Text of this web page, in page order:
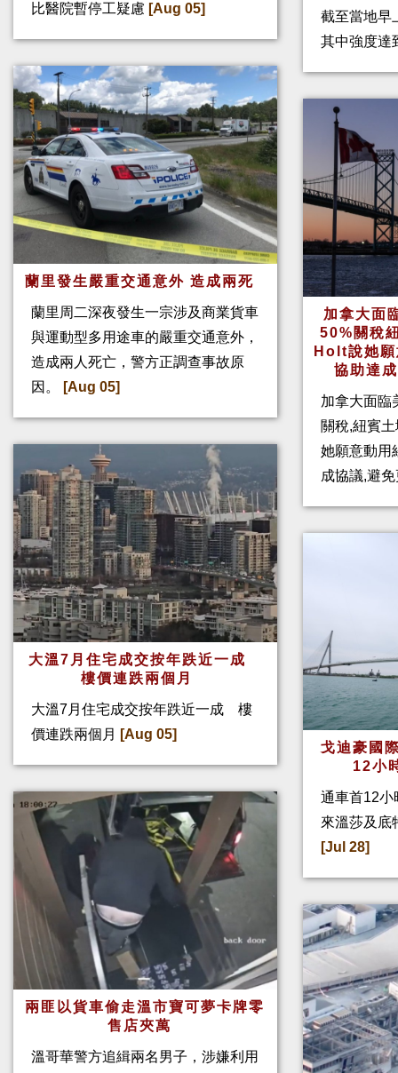
比醫院暫停工疑慮 [Aug 05]
蘭里發生嚴重交通意外 造成兩死
蘭里周二深夜發生一宗涉及商業貨車
與運動型多用途車的嚴重交通意外，
造成兩人死亡，警方正調查事故原
因。
[Aug 05]
大溫7月住宅成交按年跌近一成
樓價連跌兩個月
大溫7月住宅成交按年跌近一成 樓
價連跌兩個月
[Aug 05]
兩匪以貨車偷走溫市寶可夢卡牌零
售店夾萬
溫哥華警方追緝兩名男子，涉嫌利用
截至當地早
其中強度達
加拿大面
50%關稅
Holt說她
協助達
加拿大面臨
關稅,紐賓
她願意動用
成協議,避
戈迪豪國
12小
通車首12小
來溫莎及底
[Jul 28]